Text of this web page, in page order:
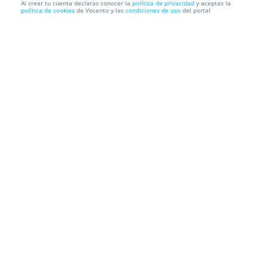
Deléitate con los platos del Restaurante Terra en un
Al crear tu cuenta declaras conocer la política de privacidad y aceptas la
política de cookies de Vocento y las condiciones de uso del portal